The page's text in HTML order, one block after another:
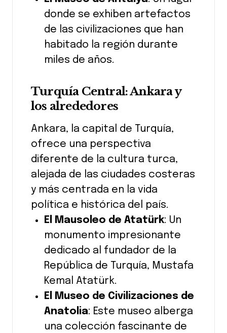
donde se exhiben artefactos
de las civilizaciones que han
habitado la región durante
miles de años.
Turquía Central: Ankara y
los alrededores
Ankara, la capital de Turquía,
ofrece una perspectiva
diferente de la cultura turca,
alejada de las ciudades costeras
y más centrada en la vida
política e histórica del país.
El Mausoleo de Atatürk: Un
monumento impresionante
dedicado al fundador de la
República de Turquía, Mustafa
Kemal Atatürk.
El Museo de Civilizaciones de
Anatolia: Este museo alberga
una colección fascinante de